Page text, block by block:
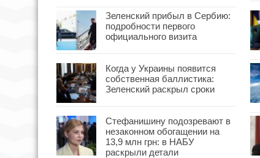
Зеленский прибыл в Сербию:
подробности первого
официального визита
Когда у Украины появится
собственная баллистика:
Зеленский раскрыл сроки
Стефанишину подозревают в
незаконном обогащении на
13,9 млн грн: в НАБУ
раскрыли детали